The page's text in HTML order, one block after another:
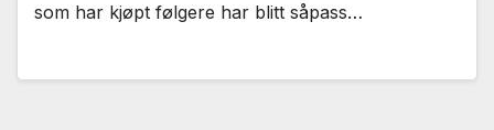
som har kjøpt følgere har blitt såpass…